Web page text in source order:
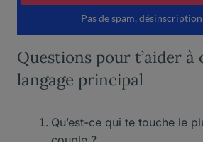
Questions pour t’aider
langage principal
Qu’est-ce qui te touche le